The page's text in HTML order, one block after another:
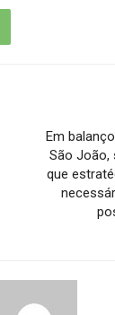
Em
São João,
que